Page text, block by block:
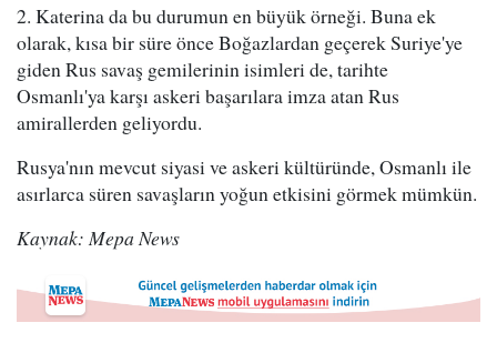
2. Katerina da bu durumun en büyük örneği. Buna ek
olarak, kısa bir süre önce Boğazlardan geçerek Suriye'ye
giden Rus savaş gemilerinin isimleri de, tarihte
Osmanlı'ya karşı askeri başarılara imza atan Rus
amirallerden geliyordu.
Rusya'nın mevcut siyasi ve askeri kültüründe, Osmanlı ile
asırlarca süren savaşların yoğun etkisini görmek mümkün.
Kaynak: Mepa News